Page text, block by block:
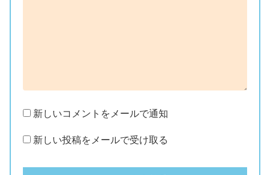
新しいコメントをメールで通知
新しい投稿をメールで受け取る